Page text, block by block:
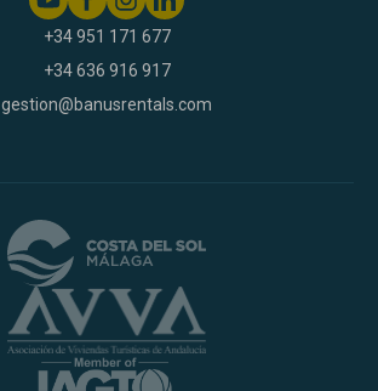
+34 951 171 677
+34 636 916 917
gestion@banusrentals.com